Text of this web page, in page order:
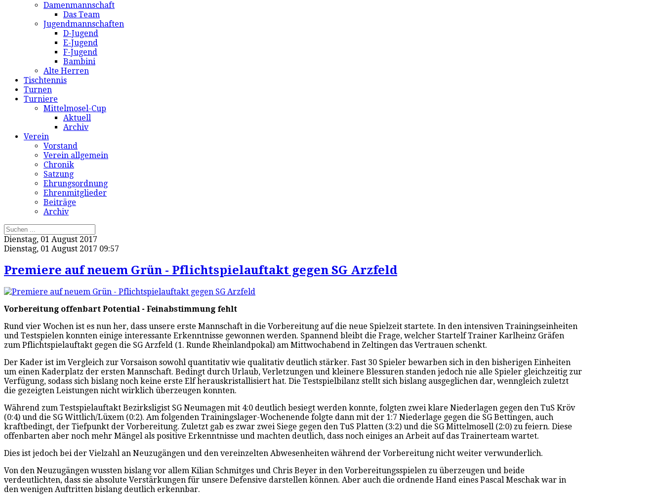
Damenmannschaft
Das Team
Jugendmannschaften
D-Jugend
E-Jugend
F-Jugend
Bambini
Alte Herren
Tischtennis
Turnen
Turniere
Mittelmosel-Cup
Aktuell
Archiv
Verein
Vorstand
Verein allgemein
Chronik
Satzung
Ehrungsordnung
Ehrenmitglieder
Beiträge
Archiv
Dienstag, 01 August 2017
Dienstag, 01 August 2017 09:57
Premiere auf neuem Grün - Pflichtspielauftakt gegen SG Arzfeld
Vorbereitung offenbart Potential - Feinabstimmung fehlt
Rund vier Wochen ist es nun her, dass unsere erste Mannschaft in die Vorbereitung auf die neue Spielzeit startete. In den intensiven Trainingseinheiten
und Testspielen konnten einige interessante Erkenntnisse gewonnen werden. Spannend bleibt die Frage, welcher Startelf Trainer Karlheinz Gräfen
zum Pflichtspielauftakt gegen die SG Arzfeld (1. Runde Rheinlandpokal) am Mittwochabend in Zeltingen das Vertrauen schenkt.
Der Kader ist im Vergleich zur Vorsaison sowohl quantitativ wie qualitativ deutlich stärker. Fast 30 Spieler bewarben sich in den bisherigen Einheiten
um einen Kaderplatz der ersten Mannschaft. Bedingt durch Urlaub, Verletzungen und kleinere Blessuren standen jedoch nie alle Spieler gleichzeitig zur
Verfügung, sodass sich bislang noch keine erste Elf herauskristallisiert hat. Die Testspielbilanz stellt sich bislang ausgeglichen dar, wenngleich zuletzt
die gezeigten Leistungen nicht wirklich überzeugen konnten.
Während zum Testspielauftakt Bezirksligist SG Neumagen mit 4:0 deutlich besiegt werden konnte, folgten zwei klare Niederlagen gegen den TuS Kröv
(0:4) und die SG Wittlich/Lüxem (0:2). Am folgenden Trainingslager-Wochenende folgte dann mit der 1:7 Niederlage gegen die SG Bettingen, auch
kraftbedingt, der Tiefpunkt der Vorbereitung. Zuletzt gab es zwar zwei Siege gegen den TuS Platten (3:2) und die SG Mittelmosell (2:0) zu feiern. Diese
offenbarten aber noch mehr Mängel als positive Erkenntnisse und machten deutlich, dass noch einiges an Arbeit auf das Trainerteam wartet.
Dies ist jedoch bei der Vielzahl an Neuzugängen und den vereinzelten Abwesenheiten während der Vorbereitung nicht weiter verwunderlich.
Von den Neuzugängen wussten bislang vor allem Kilian Schmitges und Chris Beyer in den Vorbereitungsspielen zu überzeugen und beide
verdeutlichten, dass sie absolute Verstärkungen für unsere Defensive darstellen können. Aber auch die ordnende Hand eines Pascal Meschak war in
den wenigen Auftritten bislang deutlich erkennbar.